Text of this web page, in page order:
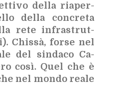
del­la ria­per­
del­la con­cre­ta
rete in­fra­strut­
Chis­sà, for­se nel
del sin­da­co Ca­
così. Quel che è
nel mon­do rea­le